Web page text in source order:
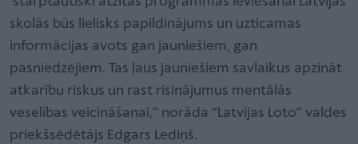
skolās būs lielisks papildinājums un uzticamas
informācijas avots gan jauniešiem, gan
pasniedzējiem. Tas ļaus jauniešiem savlaikus apzināt
atkarību riskus un rast risinājumus mentālās
veselības veicināšanai,” norāda “Latvijas Loto” valdes
priekšsēdētājs Edgars Lediņš.